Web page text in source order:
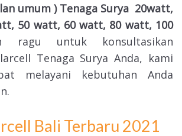
umum ) Tenaga Surya 20watt,
50 watt, 60 watt, 80 watt, 100
ragu untuk konsultasikan
Tenaga Surya Anda, kami
melayani kebutuhan Anda
Bali Terbaru 2021